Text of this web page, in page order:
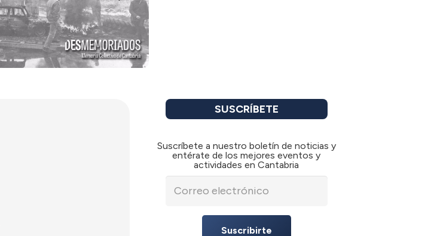
SUSCRÍBETE
Suscríbete a nuestro boletín de noticias y
entérate de los mejores eventos y
actividades en Cantabria
Suscribirte